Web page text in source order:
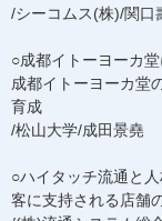
/シーコムス(株)/関口
○成都イトーヨーカ
成都イトーヨーカ堂
育成
/松山大学/成田景堯
○ハイタッチ流通と
客に支持される店舗